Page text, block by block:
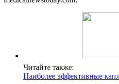
Читайте также:
Наиболее эффективные